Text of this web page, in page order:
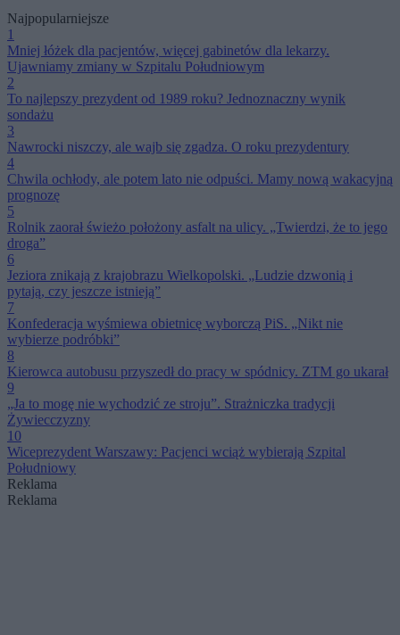
Najpopularniejsze
1
Mniej łóżek dla pacjentów, więcej gabinetów dla lekarzy.
Ujawniamy zmiany w Szpitalu Południowym
2
To najlepszy prezydent od 1989 roku? Jednoznaczny wynik
sondażu
3
Nawrocki niszczy, ale wajb się zgadza. O roku prezydentury
4
Chwila ochłody, ale potem lato nie odpuści. Mamy nową wakacyjną
prognozę
5
Rolnik zaorał świeżo położony asfalt na ulicy. „Twierdzi, że to jego
droga”
6
Jeziora znikają z krajobrazu Wielkopolski. „Ludzie dzwonią i
pytają, czy jeszcze istnieją”
7
Konfederacja wyśmiewa obietnicę wyborczą PiS. „Nikt nie
wybierze podróbki”
8
Kierowca autobusu przyszedł do pracy w spódnicy. ZTM go ukarał
9
„Ja to mogę nie wychodzić ze stroju”. Strażniczka tradycji
Żywiecczyzny
10
Wiceprezydent Warszawy: Pacjenci wciąż wybierają Szpital
Południowy
Reklama
Reklama